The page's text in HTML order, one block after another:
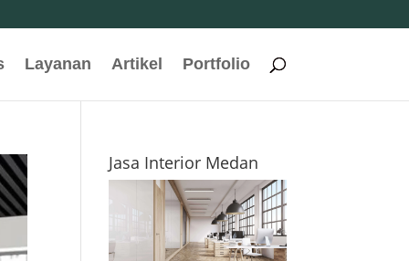
Layanan Artikel Portfolio
Jasa Interior Medan